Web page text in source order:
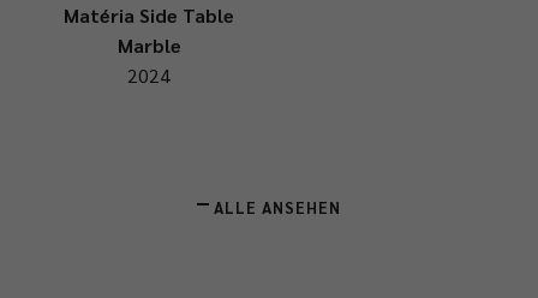
Matéria Side Table
Marble
2024
ALLE ANSEHEN